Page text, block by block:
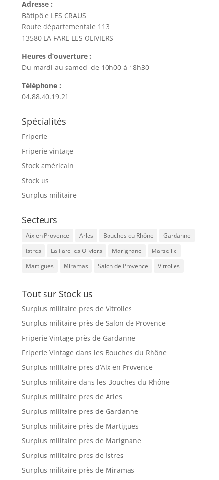
Adresse :
Bâtipôle LES CRAUS
Route départementale 113
13580 LA FARE LES OLIVIERS
Heures d’ouverture :
Du mardi au samedi de 10h00 à 18h30
Téléphone :
04.88.40.19.21
Spécialités
Friperie
Friperie vintage
Stock américain
Stock us
Surplus militaire
Secteurs
Aix en Provence Arles Bouches du Rhône
Gardanne
Istres
La Fare les Oliviers Marignane
Marseille
Martigues
Miramas Salon de Provence Vitrolles
Tout sur Stock us
Surplus militaire près de Vitrolles
Surplus militaire près de Salon de Provence
Friperie Vintage près de Gardanne
Friperie Vintage dans les Bouches du Rhône
Surplus militaire près d’Aix en Provence
Surplus militaire dans les Bouches du Rhône
Surplus militaire près de Arles
Surplus militaire près de Gardanne
Surplus militaire près de Martigues
Surplus militaire près de Marignane
Surplus militaire près de Istres
Surplus militaire près de Miramas